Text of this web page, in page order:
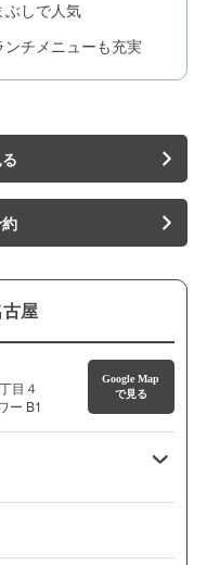
ぶしで人気
チメニューも充実
屋
目４
ー B1
Google Map
で見る